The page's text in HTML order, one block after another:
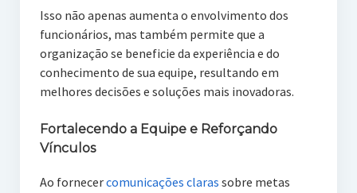
Isso não apenas aumenta o envolvimento dos
funcionários, mas também permite que a
organização se beneficie da experiência e do
conhecimento de sua equipe, resultando em
melhores decisões e soluções mais inovadoras.
Fortalecendo a Equipe e Reforçando
Vínculos
Ao fornecercomunicações claras sobre metas